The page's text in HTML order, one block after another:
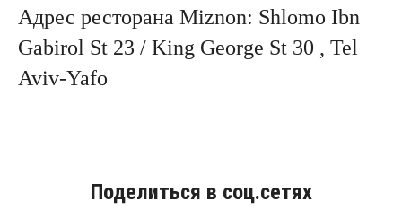
Адрес ресторана Miznon: Shlomo Ibn
Gabirol St 23 / King George St 30 , Tel
Aviv-Yafo
Поделиться в соц.сетях